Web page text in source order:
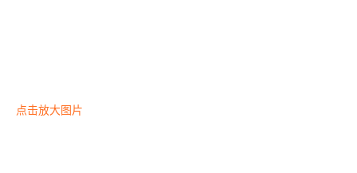
点击放大图片